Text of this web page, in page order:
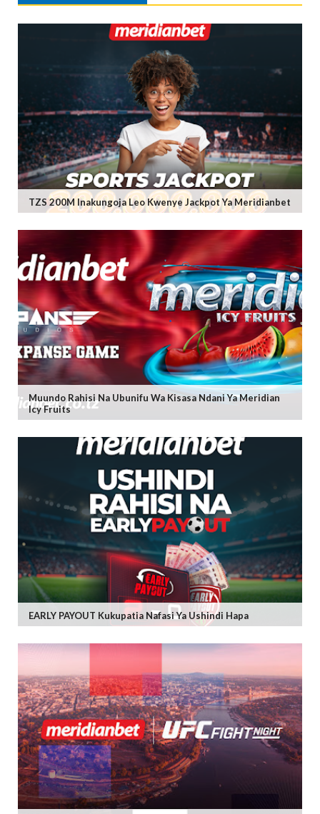
TZS 200M Inakungoja Leo Kwenye Jackpot Ya Meridianbet
Muundo Rahisi Na Ubunifu Wa Kisasa Ndani Ya Meridian
Icy Fruits
EARLY PAYOUT Kukupatia Nafasi Ya Ushindi Hapa